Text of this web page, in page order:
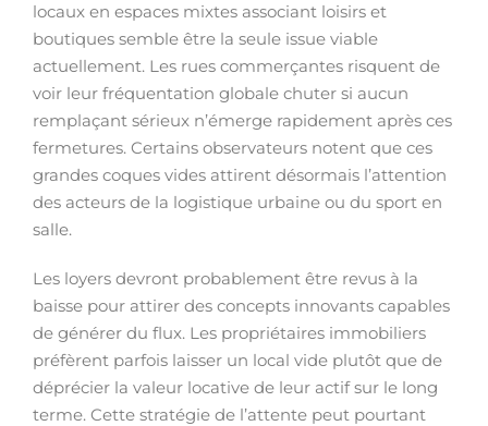
locaux en espaces mixtes associant loisirs et
boutiques semble être la seule issue viable
actuellement. Les rues commerçantes risquent de
voir leur fréquentation globale chuter si aucun
remplaçant sérieux n’émerge rapidement après ces
fermetures. Certains observateurs notent que ces
grandes coques vides attirent désormais l’attention
des acteurs de la logistique urbaine ou du sport en
salle.
Les loyers devront probablement être revus à la
baisse pour attirer des concepts innovants capables
de générer du flux. Les propriétaires immobiliers
préfèrent parfois laisser un local vide plutôt que de
déprécier la valeur locative de leur actif sur le long
terme. Cette stratégie de l’attente peut pourtant